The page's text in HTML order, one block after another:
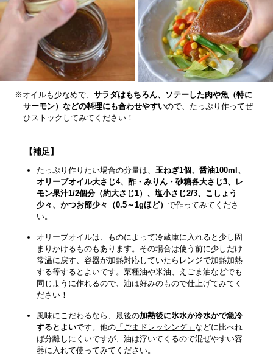
※オイルも少なめで、 サラダはもちろん、ソテーした肉や魚（特に
サーモン）などの料理にも合わせやすいので、たっぷり作ってぜ
ひストックしてみてください！
【補足】
たっぷり作りたい場合の分量は、 玉ねぎ1個、醤油100ml、
オリーブオイル大さじ4、酢・みりん・砂糖各大さじ3、レ
モン果汁1/2個分（約大さじ1）、塩小さじ2/3、こしょう
少々、かつお節少々（0.5～1gほど） で作ってみてくださ
い。
オリーブオイルは、ものによって冷蔵庫に入れると少し固
まりかけるものもあります。その場合は使う前に少しだけ
常温に戻す、容器が加熱対応していたらレンジで加熱加熱
する等するとよいです。菜種油や米油、えごま油などでも
同じように作れるので、油は好みのもので仕上げてみてく
ださい！
風味にこだわるなら、最後の加熱後に氷水か冷水かで急冷
するとよいです。他の 「ごまドレッシング」 などに比べれ
ば分離しにくいですが、油は浮いてくるので混ぜやすい容
器に入れて使ってみてください。